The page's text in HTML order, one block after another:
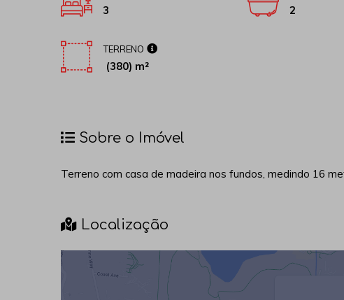
3 2
TERRENO
(380) m²
Sobre o Imóvel
Terreno com casa de madeira nos fundos, medindo 16
Localização